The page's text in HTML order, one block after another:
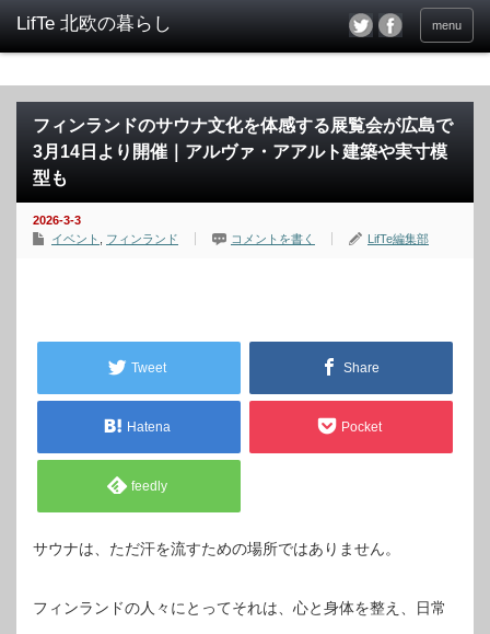
menu
フィンランドのサウナ文化を体感する展覧会が広島で
3月14日より開催｜アルヴァ・アアルト建築や実寸模
型も
2026-3-3
イベント
フィンランド コメントを書く LifTe編集部
Tweet Share
Hatena Pocket
feedly
サウナは、ただ汗を流すための場所ではありません。
フィンランドの人々にとってそれは、心と身体を整え、日常